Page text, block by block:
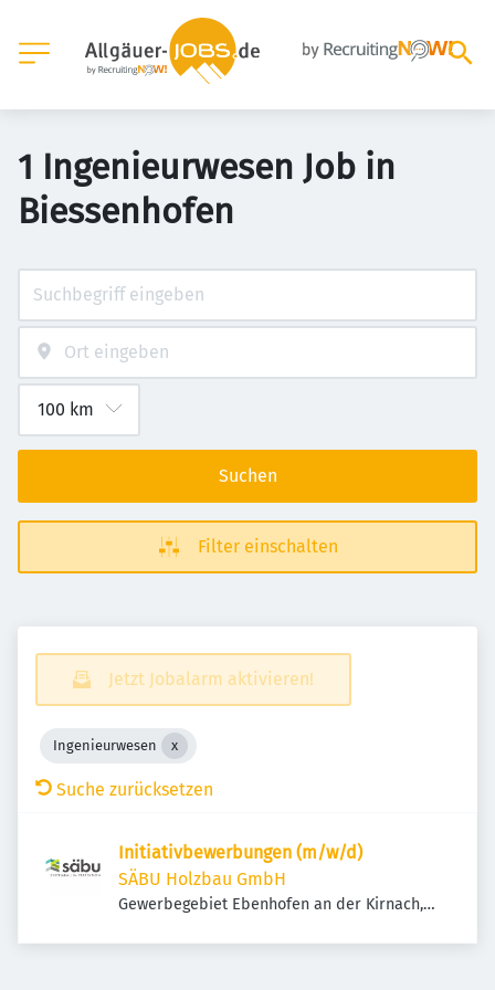
1 Ingenieurwesen Job in
Biessenhofen
Suchen
Filter einschalten
Jetzt Jobalarm aktivieren!
Ingenieurwesen
Suche zurücksetzen
Initiativbewerbungen (m/w/d)
SÄBU Holzbau GmbH
Gewerbegebiet Ebenhofen an der Kirnach,